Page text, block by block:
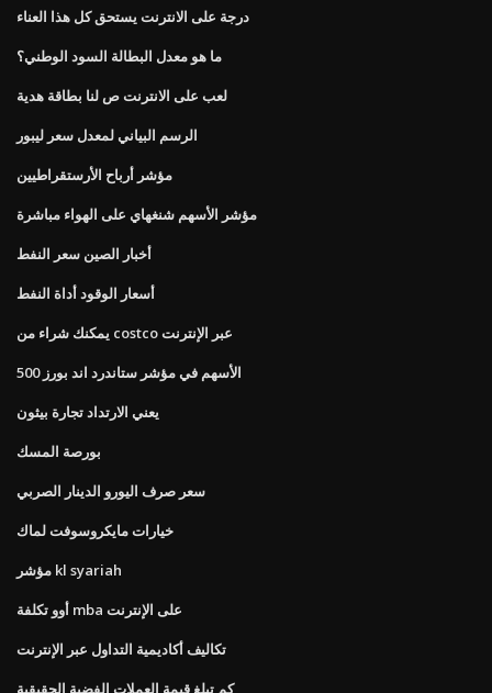
درجة على الانترنت يستحق كل هذا العناء
ما هو معدل البطالة السود الوطني؟
لعب على الانترنت ص لنا بطاقة هدية
الرسم البياني لمعدل سعر ليبور
مؤشر أرباح الأرستقراطيين
مؤشر الأسهم شنغهاي على الهواء مباشرة
أخبار الصين سعر النفط
أسعار الوقود أداة النفط
يمكنك شراء من costco عبر الإنترنت
الأسهم في مؤشر ستاندرد اند بورز 500
يعني الارتداد تجارة بيثون
بورصة المسك
سعر صرف اليورو الدينار الصربي
خيارات مايكروسوفت لماك
مؤشر kl syariah
أوو تكلفة mba على الإنترنت
تكاليف أكاديمية التداول عبر الإنترنت
كم تبلغ قيمة العملات الفضية الحقيقية